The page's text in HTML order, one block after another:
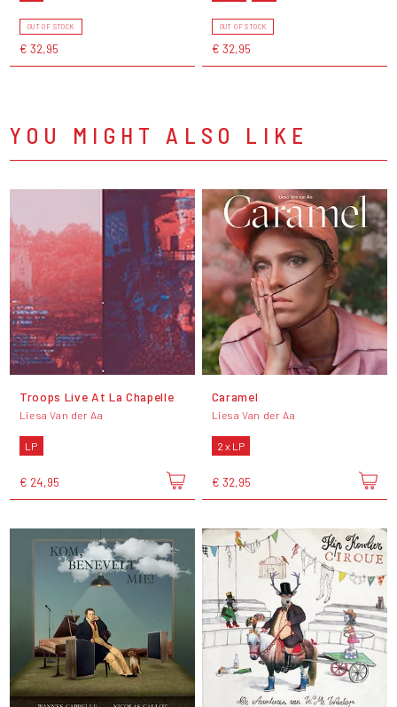
OUT OF STOCK
€ 32,95
OUT OF STOCK
€ 32,95
YOU MIGHT ALSO LIKE
Troops Live At La Chapelle
Liesa Van der Aa
LP
€ 24,95
Caramel
Liesa Van der Aa
2 x LP
€ 32,95